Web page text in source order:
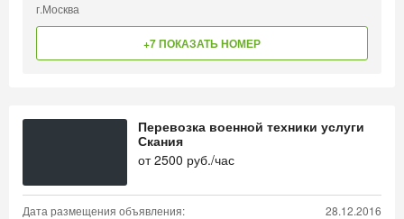
г.Москва
+7 ПОКАЗАТЬ НОМЕР
Перевозка военной техники услуги
Скания
от2500 руб./час
Дата размещения объявления: 28.12.2016